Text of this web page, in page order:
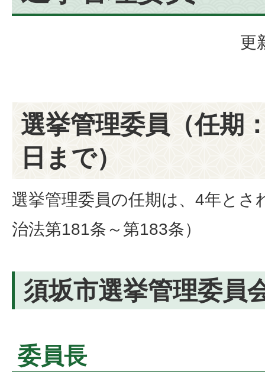
更
選挙管理委員（任期
日まで）
選挙管理委員の任期は、4年とさ
治法第181条～第183条）
須坂市選挙管理委員
委員長